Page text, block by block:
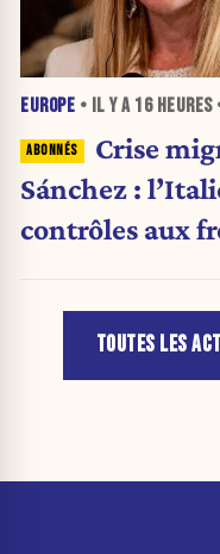
EUROPE • IL Y A 16 HEURES
Crise
Sánchez :
contrôles aux
TOUTES LES